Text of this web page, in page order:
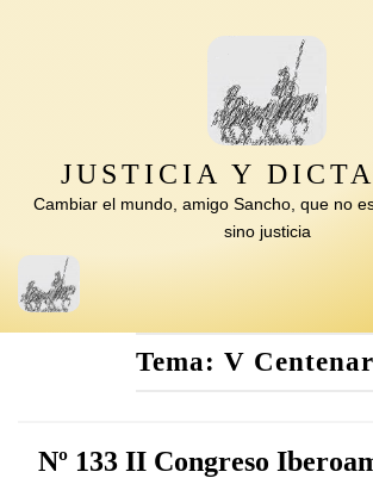
JUSTICIA Y
Cambiar el mundo, amigo Sancho, que no
sino justicia
Tema: V
Nº 133 II Congreso